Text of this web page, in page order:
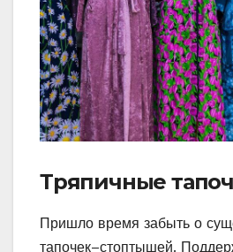
Тряпичные
Пришло время забыть о
тапочек–стоптышей.